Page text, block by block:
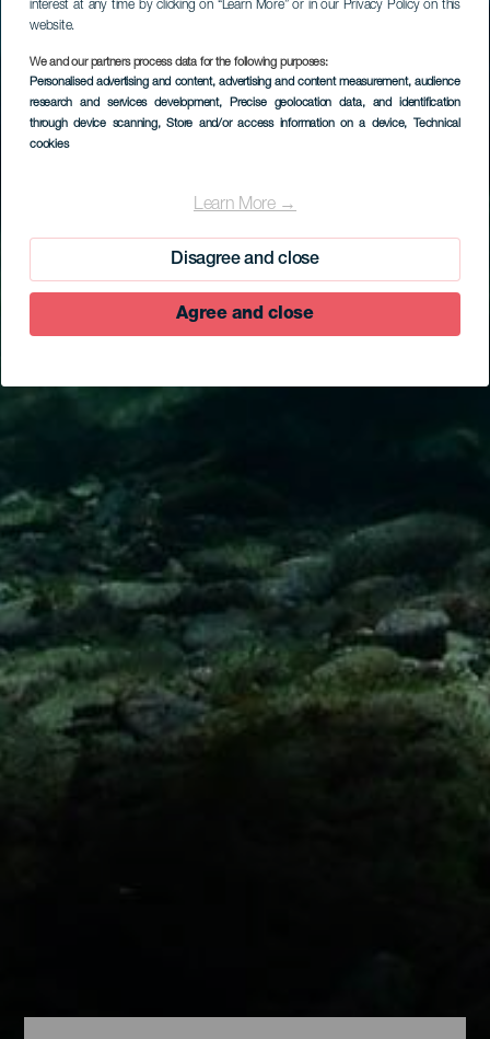
interest at any time by clicking on “Learn More” or in our Privacy Policy on this
website.
We and our partners process data for the following purposes:
Personalised advertising and content, advertising and content measurement, audience
research and services development, Precise geolocation data, and identification
through device scanning, Store and/or access information on a device, Technical
cookies
Learn More →
Disagree and close
Agree and close